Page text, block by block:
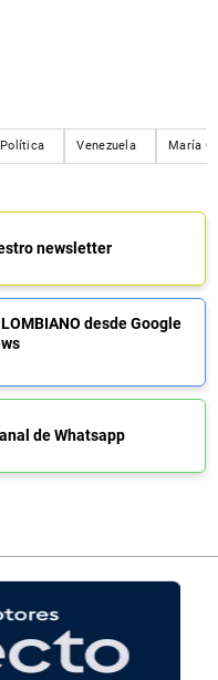
Política Venezuela María
newsletter
desde Google
de Whatsapp